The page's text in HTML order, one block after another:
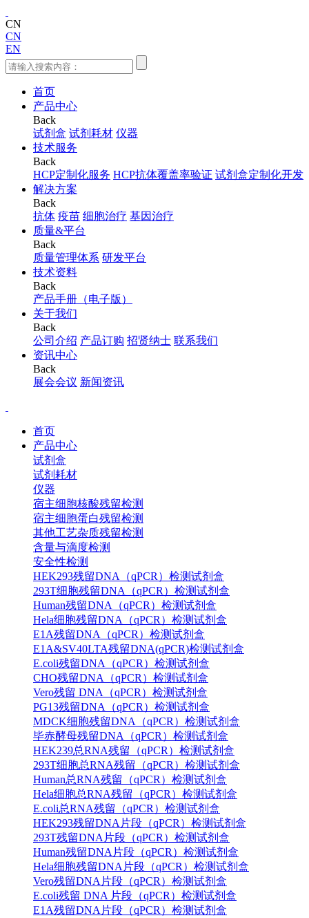
CN
CN
EN
首页
产品中心
Back
试剂盒 试剂耗材 仪器
技术服务
Back
HCP定制化服务 HCP抗体覆盖率验证 试剂盒定制化开发
解决方案
Back
抗体 疫苗 细胞治疗 基因治疗
质量&平台
Back
质量管理体系 研发平台
技术资料
Back
产品手册（电子版）
关于我们
Back
公司介绍 产品订购 招贤纳士 联系我们
资讯中心
Back
展会会议 新闻资讯
首页
产品中心
试剂盒
试剂耗材
仪器
宿主细胞核酸残留检测
宿主细胞蛋白残留检测
其他工艺杂质残留检测
含量与滴度检测
安全性检测
HEK293残留DNA（qPCR）检测试剂盒
293T细胞残留DNA（qPCR）检测试剂盒
Human残留DNA（qPCR）检测试剂盒
Hela细胞残留DNA（qPCR）检测试剂盒
E1A残留DNA（qPCR）检测试剂盒
E1A&SV40LTA残留DNA(qPCR)检测试剂盒
E.coli残留DNA（qPCR）检测试剂盒
CHO残留DNA（qPCR）检测试剂盒
Vero残留 DNA（qPCR）检测试剂盒
PG13残留DNA（qPCR）检测试剂盒
MDCK细胞残留DNA（qPCR）检测试剂盒
毕赤酵母残留DNA（qPCR）检测试剂盒
HEK239总RNA残留（qPCR）检测试剂盒
293T细胞总RNA残留（qPCR）检测试剂盒
Human总RNA残留（qPCR）检测试剂盒
Hela细胞总RNA残留（qPCR）检测试剂盒
E.coli总RNA残留（qPCR）检测试剂盒
HEK293残留DNA片段（qPCR）检测试剂盒
293T残留DNA片段（qPCR）检测试剂盒
Human残留DNA片段（qPCR）检测试剂盒
Hela细胞残留DNA片段（qPCR）检测试剂盒
Vero残留DNA片段（qPCR）检测试剂盒
E.coli残留 DNA 片段（qPCR）检测试剂盒
E1A残留DNA片段（qPCR）检测试剂盒